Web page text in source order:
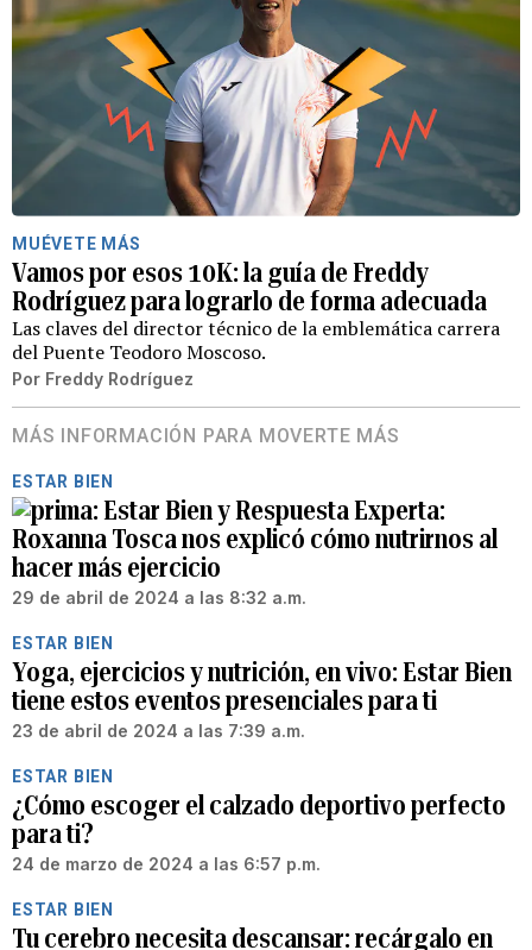
MUÉVETE MÁS
Vamos por esos 10K: la guía de Freddy
Rodríguez para lograrlo de forma adecuada
Las claves del director técnico de la emblemática carrera
del Puente Teodoro Moscoso.
Por Freddy Rodríguez
MÁS INFORMACIÓN PARA MOVERTE MÁS
ESTAR BIEN
Estar Bien y Respuesta Experta:
Roxanna Tosca nos explicó cómo nutrirnos al
hacer más ejercicio
29 de abril de 2024 a las 8:32 a.m.
ESTAR BIEN
Yoga, ejercicios y nutrición, en vivo: Estar Bien
tiene estos eventos presenciales para ti
23 de abril de 2024 a las 7:39 a.m.
ESTAR BIEN
¿Cómo escoger el calzado deportivo perfecto
para ti?
24 de marzo de 2024 a las 6:57 p.m.
ESTAR BIEN
Tu cerebro necesita descansar: recárgalo en